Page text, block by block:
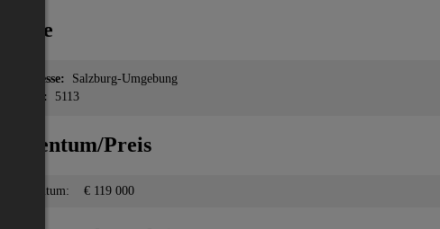
Lage
Adresse: Salzburg-Umgebung
PLZ:
5113
Eigentum/Preis
Eigentum: € 119 000